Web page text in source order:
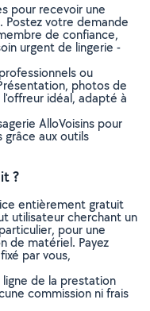
pour recevoir une
votre demande
de confiance,
urgent de lingerie -
ou
photos de
idéal, adapté à
AlloVoisins pour
aux outils
?
entièrement gratuit
utilisateur cherchant un
pour une
de matériel. Payez
par vous,
de la prestation
commission ni frais